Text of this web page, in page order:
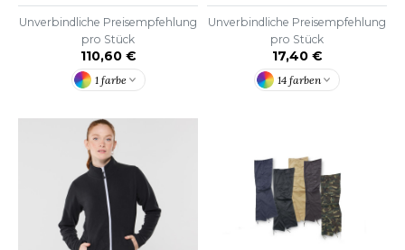
TEXTILE
LEWIS
ATHLETIC®
Unverbindliche Preisempfehlung
pro Stück
110,60 €
1 farbe
Unverbindliche Preisempfehlung
pro Stück
17,40 €
14 farben